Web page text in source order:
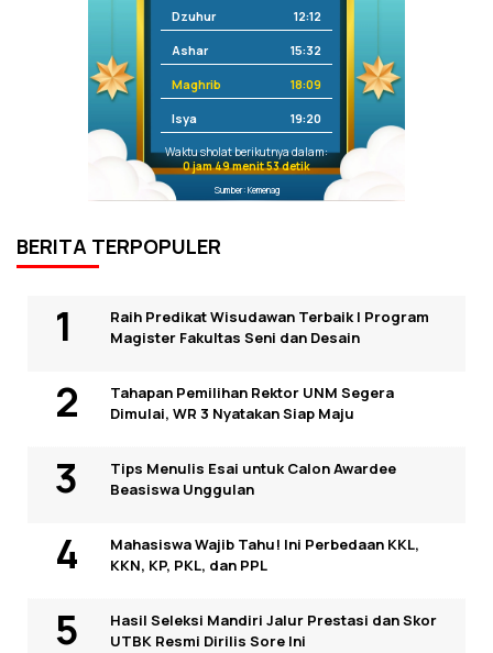
Dzuhur 12:12
Ashar 15:32
Maghrib 18:09
Isya 19:20
Waktu sholat berikutnya dalam:
0 jam 49 menit 53 detik
Sumber: Kemenag
BERITA TERPOPULER
Raih Predikat Wisudawan Terbaik I Program
Magister Fakultas Seni dan Desain
Tahapan Pemilihan Rektor UNM Segera
Dimulai, WR 3 Nyatakan Siap Maju
Tips Menulis Esai untuk Calon Awardee
Beasiswa Unggulan
Mahasiswa Wajib Tahu! Ini Perbedaan KKL,
KKN, KP, PKL, dan PPL
Hasil Seleksi Mandiri Jalur Prestasi dan Skor
UTBK Resmi Dirilis Sore Ini